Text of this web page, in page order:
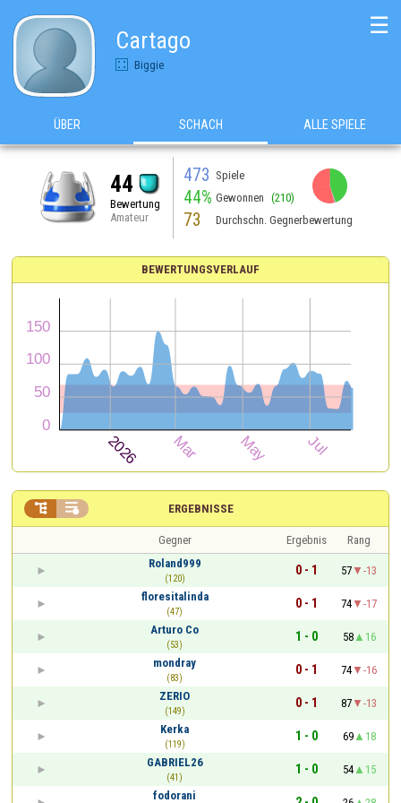
Cartago
Biggie
☰
ÜBER SCHACH ALLE SPIELE
44
Bewertung
Amateur
473 Spiele
44% Gewonnen (210)
73 Durchschn. Gegnerbewertung
BEWERTUNGSVERLAUF
ERGEBNISSE
 
Gegner Ergebnis
Rang
Roland999
(120)
0 - 1 57
-13
floresitalinda
(47)
0 - 1 74
-17
Arturo Co
(53)
1 - 0 58
16
mondray
(83)
0 - 1 74
-16
ZERIO
(149)
0 - 1 87
-13
Kerka
(119)
1 - 0 69
18
GABRIEL26
(41)
1 - 0 54
15
fodorani